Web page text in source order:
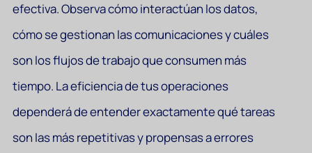
efectiva. Observa cómo interactúan los datos,
cómo se gestionan las comunicaciones y cuáles
son los flujos de trabajo que consumen más
tiempo. La eficiencia de tus operaciones
dependerá de entender exactamente qué tareas
son las más repetitivas y propensas a errores